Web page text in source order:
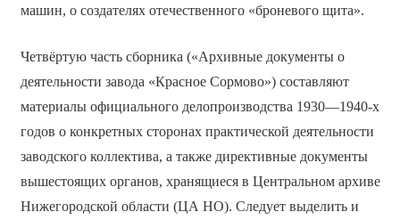
машин, о создателях отечественного «броневого щита».
Четвёртую часть сборника («Архивные документы о
деятельности завода «Красное Сормово») составляют
материалы официального делопроизводства 1930—1940-х
годов о конкретных сторонах практической деятельности
заводского коллектива, а также директивные документы
вышестоящих органов, хранящиеся в Центральном архиве
Нижегородской области (ЦА НО). Следует выделить и